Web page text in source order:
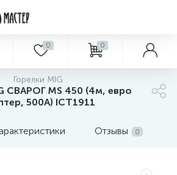
0 0
Горелки MIG
СВАРОГ MS 450 (4м, евро
500А) ICT1911
Отзывы 0